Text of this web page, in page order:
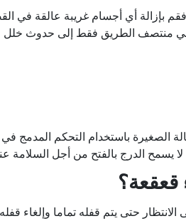
بإزالة أي أجسام غريبة عالقة في
منتصف الطريق فقط إلى حدوث خلل
باستخدام التحكم المدمج في
لا يسمح الدرج بالفتح من أجل
قعقعة؟